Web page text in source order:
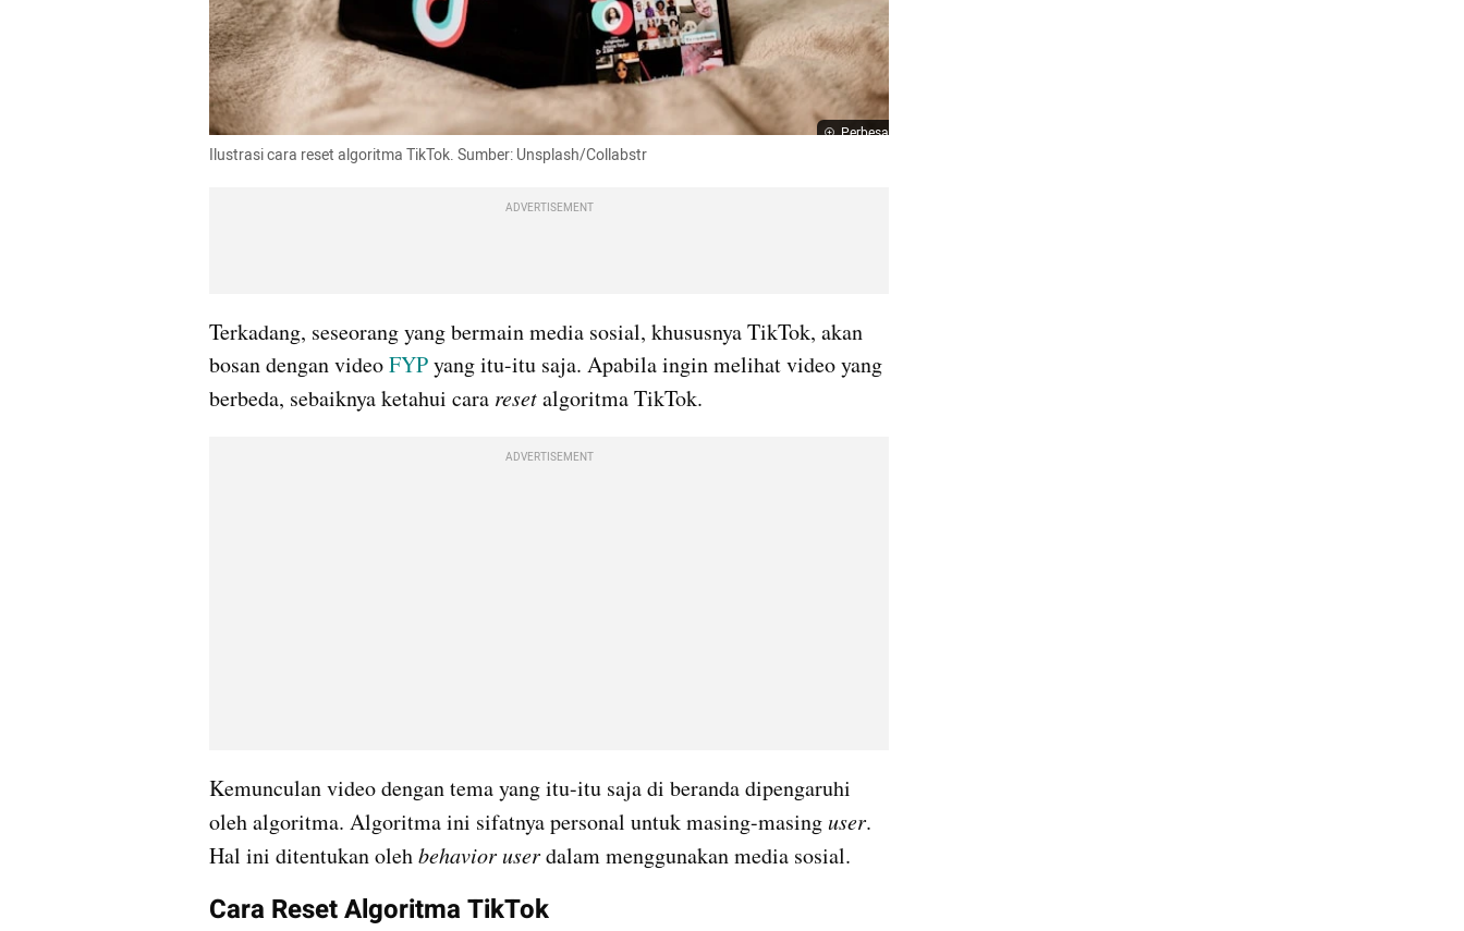
Perbesar
Ilustrasi cara reset algoritma TikTok. Sumber: Unsplash/Collabstr
ADVERTISEMENT
Terkadang, seseorang yang bermain media sosial, khususnya TikTok, akan
bosan dengan video FYP yang itu-itu saja. Apabila ingin melihat video yang
berbeda, sebaiknya ketahui cara reset algoritma TikTok.
ADVERTISEMENT
Kemunculan video dengan tema yang itu-itu saja di beranda dipengaruhi
oleh algoritma. Algoritma ini sifatnya personal untuk masing-masing user.
Hal ini ditentukan oleh behavior user dalam menggunakan media sosial.
Cara Reset Algoritma TikTok